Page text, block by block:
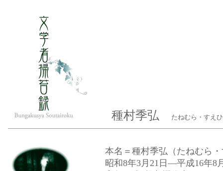
種村季弘 たねむら・すえ
本名＝種村季弘（たねむら
昭和8年3月21日—平成16年